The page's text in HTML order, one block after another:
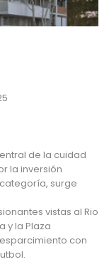
de la cuidad
la inversión
surge
vistas al Rio
y la Plaza
con